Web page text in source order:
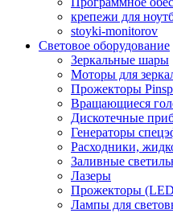
крепежи для
stoyki-monitorov
Световое оборудование
Зеркальные шары
Моторы для
Прожекторы
Вращающиеся
Дискотечные
Генераторы
Расходники,
Заливные
Лазеры
Прожекторы
Лампы для